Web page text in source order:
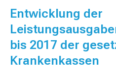
Entwicklung der
bis 2017 der
Krankenkassen